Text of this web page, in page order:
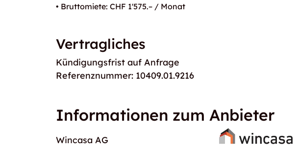
• Bruttomiete: CHF 1'575.– / Monat
Vertragliches
Kündigungsfrist auf Anfrage
Referenznummer: 10409.01.9216
Informationen zum Anbieter
Wincasa AG